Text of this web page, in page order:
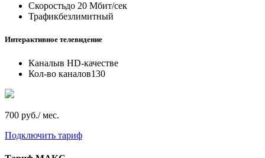
Скоростьдо 20 Мбит/сек
Трафикбезлимитный
Интерактивное телевидение
Каналыв HD-качестве
Кол-во каналов130
700 руб./ мес.
Подключить тариф